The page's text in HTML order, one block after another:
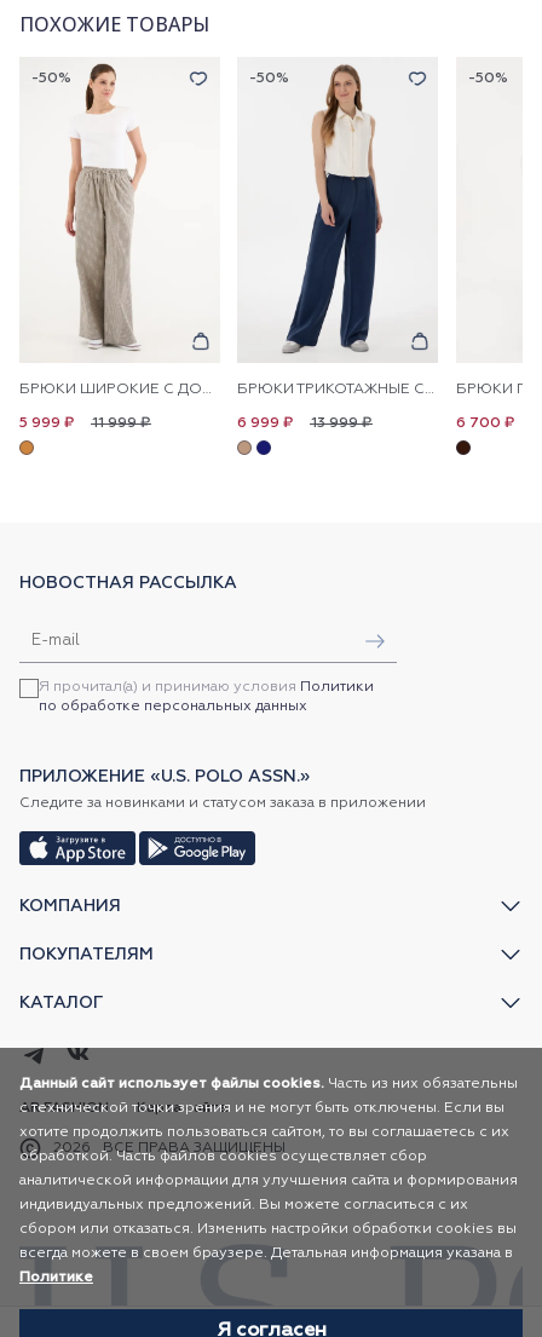
ПОХОЖИЕ ТОВАРЫ
-50%
БРЮКИ ШИРОКИЕ С ДОБАВЛЕНИЕМ ЛЬНА НА КУЛИСКЕ
11 999 ₽
5 999 ₽
-50%
БРЮКИ ТРИКОТАЖНЫЕ СО СТРЕЛКАМИ
13 999 ₽
6 999 ₽
-50%
6 700 ₽
КОМПАНИЯ
ПОКУПАТЕЛЯМ
КАТАЛОГ
НОВОСТНАЯ РАССЫЛКА
Я прочитал(а) и принимаю условия Политики
по обработке персональных данных
ПРИЛОЖЕНИЕ «U.S. POLO ASSN.»
Следите за новинками и статусом заказа в приложении
2026 ВСЕ ПРАВА ЗАЩИЩЕНЫ
AR FASHION Карта сайта
Данный сайт использует файлы cookies. Часть из них обязательны
с технической точки зрения и не могут быть отключены. Если вы
хотите продолжить пользоваться сайтом, то вы соглашаетесь с их
обработкой. Часть файлов cookies осуществляет сбор
аналитической информации для улучшения сайта и формирования
индивидуальных предложений. Вы можете согласиться с их
сбором или отказаться. Изменить настройки обработки cookies вы
всегда можете в своем браузере. Детальная информация указана в
Политике
Я согласен